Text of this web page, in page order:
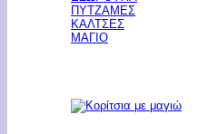
ΠΥΤΖΑΜΕΣ
ΚΑΛΤΣΕΣ
ΜΑΓΙΟ